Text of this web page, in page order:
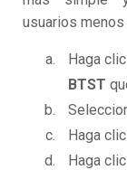
usuarios menos
Haga
BTST
Haga
Haga